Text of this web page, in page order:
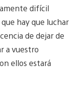
difícil
hay que luchar
de dejar de
a vuestro
ellos estará